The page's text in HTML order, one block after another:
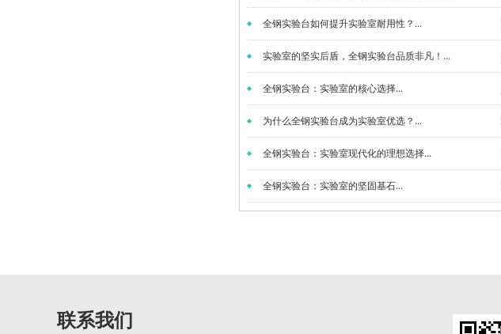
全钢实验台如何提升实验室耐用性？...
实验室的坚实后盾，全钢实验台品质非凡！...
全钢实验台：实验室的核心选择...
为什么全钢实验台成为实验室优选？...
全钢实验台：实验室现代化的理想选择...
全钢实验台：实验室的坚固基石...
联系我们